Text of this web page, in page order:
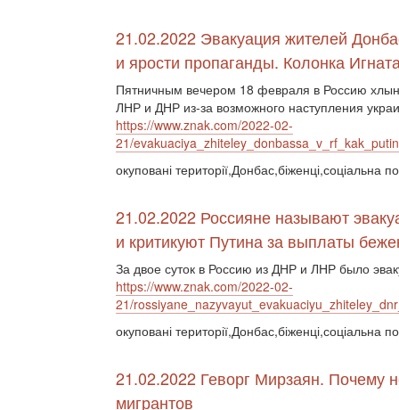
21.02.2022 Эвакуация жителей
и ярости пропаганды. Колонка
Пятничным вечером 18 февраля в Россию
ЛНР и ДНР из-за возможного наступления
https://www.znak.com/2022-02-
21/
окуповані території,Донбас,біженці,соціальна
21.02.2022 Россияне называют
и критикуют Путина за выплаты
За двое суток в Россию из ДНР и ЛНР было
https://www.znak.com/2022-02-
21/
окуповані території,Донбас,біженці,соціальна
21.02.2022 Геворг Мирзаян. Почему
мигрантов